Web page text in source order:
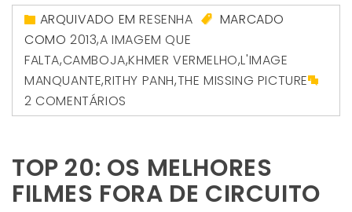
ARQUIVADO EMRESENHA
MARCADO
COMO 2013,A IMAGEM QUE
FALTA,CAMBOJA,KHMER VERMELHO,L'IMAGE
MANQUANTE,RITHY PANH,THE MISSING PICTURE
2 COMENTÁRIOS
TOP 20: OS MELHORES
FILMES FORA DE CIRCUITO